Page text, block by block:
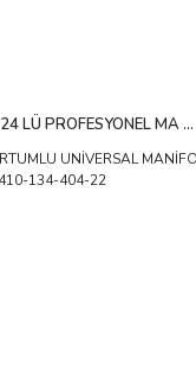
24 LÜ PROFESYONEL MA ...